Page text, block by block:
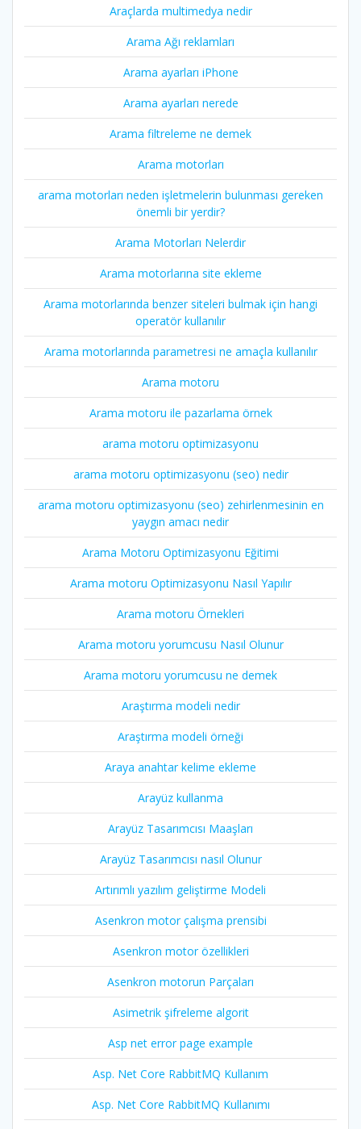
Araçlarda multimedya nedir
Arama Ağı reklamları
Arama ayarları iPhone
Arama ayarları nerede
Arama filtreleme ne demek
Arama motorları
arama motorları neden işletmelerin bulunması gereken
önemli bir yerdir?
Arama Motorları Nelerdir
Arama motorlarına site ekleme
Arama motorlarında benzer siteleri bulmak için hangi
operatör kullanılır
Arama motorlarında parametresi ne amaçla kullanılır
Arama motoru
Arama motoru ile pazarlama örnek
arama motoru optimizasyonu
arama motoru optimizasyonu (seo) nedir
arama motoru optimizasyonu (seo) zehirlenmesinin en
yaygın amacı nedir
Arama Motoru Optimizasyonu Eğitimi
Arama motoru Optimizasyonu Nasıl Yapılır
Arama motoru Örnekleri
Arama motoru yorumcusu Nasıl Olunur
Arama motoru yorumcusu ne demek
Araştırma modeli nedir
Araştırma modeli örneği
Araya anahtar kelime ekleme
Arayüz kullanma
Arayüz Tasarımcısı Maaşları
Arayüz Tasarımcısı nasıl Olunur
Artırımlı yazılım geliştirme Modeli
Asenkron motor çalışma prensibi
Asenkron motor özellikleri
Asenkron motorun Parçaları
Asimetrik şifreleme algorit
Asp net error page example
Asp. Net Core RabbitMQ Kullanım
Asp. Net Core RabbitMQ Kullanımı